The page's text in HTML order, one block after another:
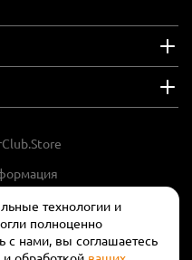
технологии и
полноценно
с нами, вы соглашаетесь
и защите
данных